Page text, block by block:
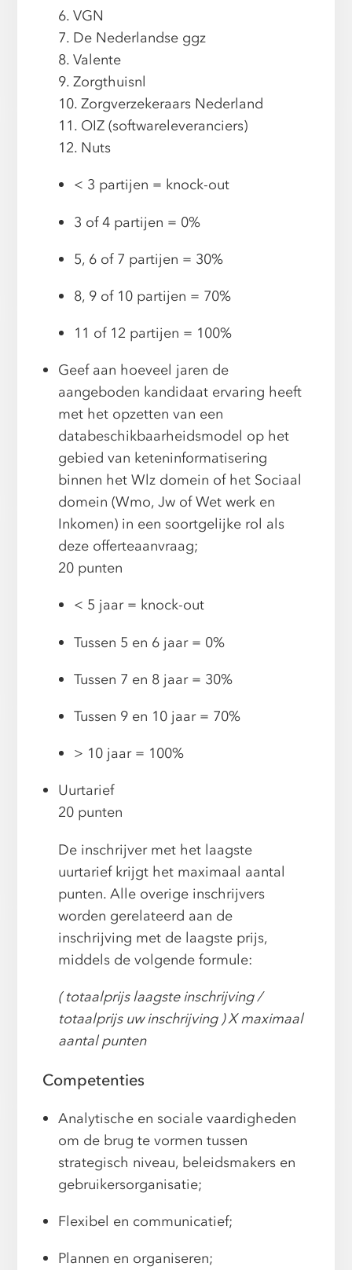
6. VGN
7. De Nederlandse ggz
8. Valente
9. Zorgthuisnl
10. Zorgverzekeraars Nederland
11. OIZ (softwareleveranciers)
12. Nuts
< 3 partijen = knock-out
3 of 4 partijen = 0%
5, 6 of 7 partijen = 30%
8, 9 of 10 partijen = 70%
11 of 12 partijen = 100%
Geef aan hoeveel jaren de
aangeboden kandidaat ervaring heeft
met het opzetten van een
databeschikbaarheidsmodel op het
gebied van keteninformatisering
binnen het Wlz domein of het Sociaal
domein (Wmo, Jw of Wet werk en
Inkomen) in een soortgelijke rol als
deze offerteaanvraag;
20 punten
< 5 jaar = knock-out
Tussen 5 en 6 jaar = 0%
Tussen 7 en 8 jaar = 30%
Tussen 9 en 10 jaar = 70%
> 10 jaar = 100%
Uurtarief
20 punten
De inschrijver met het laagste
uurtarief krijgt het maximaal aantal
punten. Alle overige inschrijvers
worden gerelateerd aan de
inschrijving met de laagste prijs,
middels de volgende formule:
( totaalprijs laagste inschrijving /
totaalprijs uw inschrijving ) X maximaal
aantal punten
Competenties
Analytische en sociale vaardigheden
om de brug te vormen tussen
strategisch niveau, beleidsmakers en
gebruikersorganisatie;
Flexibel en communicatief;
Plannen en organiseren;